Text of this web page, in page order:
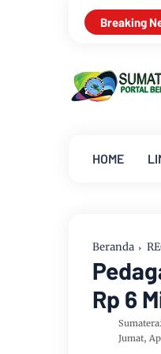
Breaking
HOME
Beranda
Rp 6
Jumat,